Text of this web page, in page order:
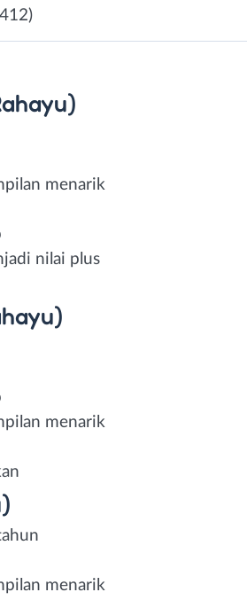
menarik
nilai plus
menarik
menarik